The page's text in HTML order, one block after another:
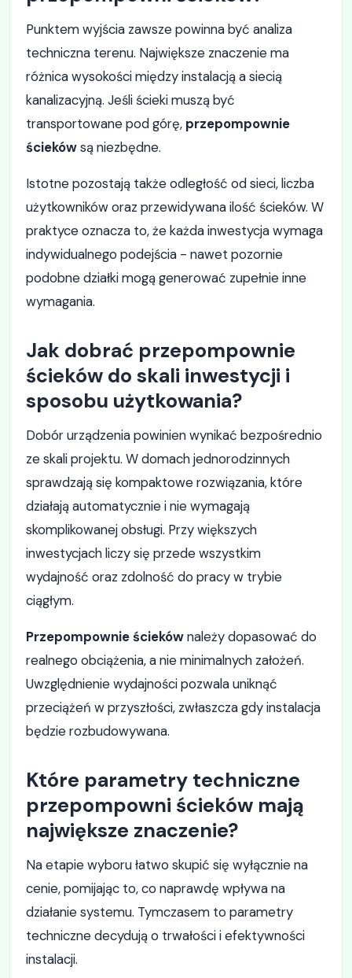
Punktem wyjścia zawsze powinna być analiza
techniczna terenu. Największe znaczenie ma
różnica wysokości między instalacją a siecią
kanalizacyjną. Jeśli ścieki muszą być
transportowane pod górę, przepompownie
ściekówsą niezbędne.
Istotne pozostają także odległość od sieci, liczba
użytkowników oraz przewidywana ilość ścieków. W
praktyce oznacza to, że każda inwestycja wymaga
indywidualnego podejścia - nawet pozornie
podobne działki mogą generować zupełnie inne
wymagania.
Jak dobrać przepompownie
ścieków do skali inwestycji i
sposobu użytkowania?
Dobór urządzenia powinien wynikać bezpośrednio
ze skali projektu. W domach jednorodzinnych
sprawdzają się kompaktowe rozwiązania, które
działają automatycznie i nie wymagają
skomplikowanej obsługi. Przy większych
inwestycjach liczy się przede wszystkim
wydajność oraz zdolność do pracy w trybie
ciągłym.
Przepompownie ściekównależy dopasować do
realnego obciążenia, a nie minimalnych założeń.
Uwzględnienie wydajności pozwala uniknąć
przeciążeń w przyszłości, zwłaszcza gdy instalacja
będzie rozbudowywana.
Które parametry techniczne
przepompowni ścieków mają
największe znaczenie?
Na etapie wyboru łatwo skupić się wyłącznie na
cenie, pomijając to, co naprawdę wpływa na
działanie systemu. Tymczasem to parametry
techniczne decydują o trwałości i efektywności
instalacji.